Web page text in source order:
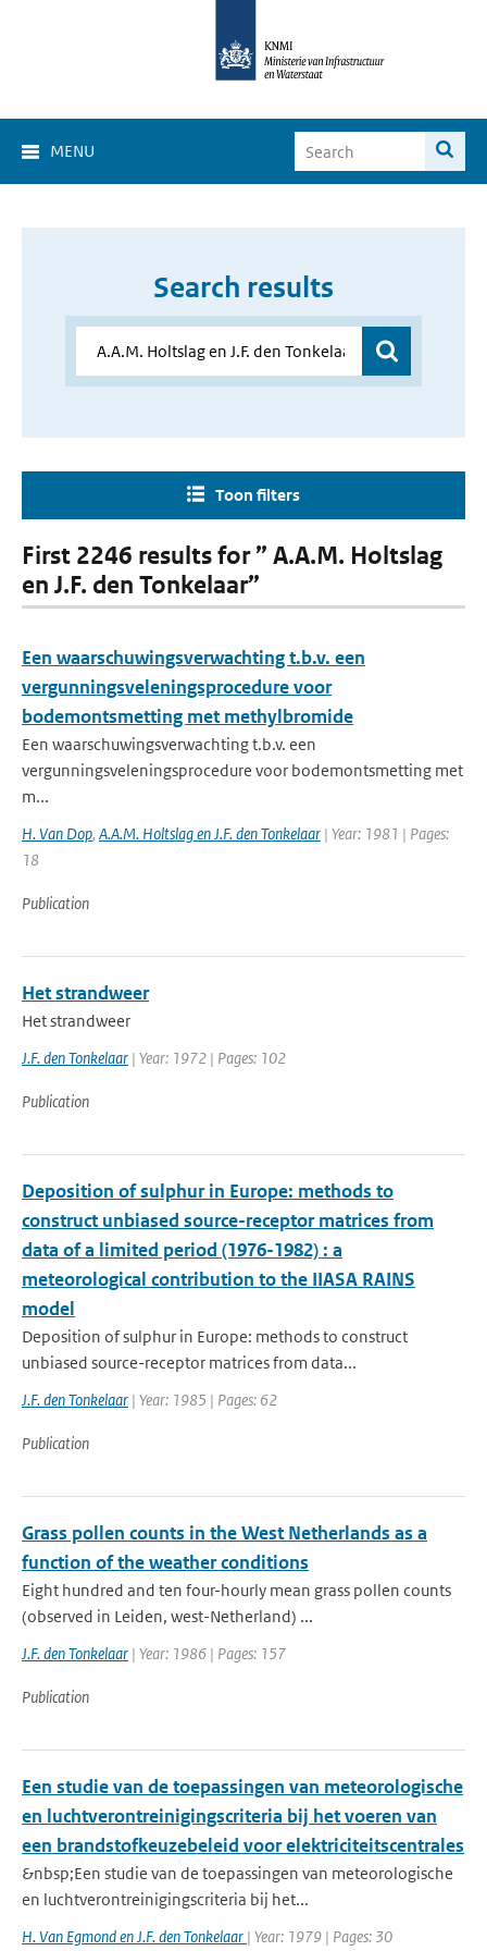
MENU
Search results
Toon filters
First 2246 results for ” A.A.M. Holtslag
en J.F. den Tonkelaar”
Een waarschuwingsverwachting t.b.v. een
vergunningsveleningsprocedure voor
bodemontsmetting met methylbromide
Een waarschuwingsverwachting t.b.v. een
vergunningsveleningsprocedure voor bodemontsmetting met
m...
H. Van Dop, A.A.M. Holtslag en J.F. den Tonkelaar | Year: 1981 | Pages:
18
Publication
Het strandweer
Het strandweer
J.F. den Tonkelaar | Year: 1972 | Pages: 102
Publication
Deposition of sulphur in Europe: methods to
construct unbiased source-receptor matrices from
data of a limited period (1976-1982) : a
meteorological contribution to the IIASA RAINS
model
Deposition of sulphur in Europe: methods to construct
unbiased source-receptor matrices from data...
J.F. den Tonkelaar | Year: 1985 | Pages: 62
Publication
Grass pollen counts in the West Netherlands as a
function of the weather conditions
Eight hundred and ten four-hourly mean grass pollen counts
(observed in Leiden, west-Netherland) ...
J.F. den Tonkelaar | Year: 1986 | Pages: 157
Publication
Een studie van de toepassingen van meteorologische
en luchtverontreinigingscriteria bij het voeren van
een brandstofkeuzebeleid voor elektriciteitscentrales
&nbsp;Een studie van de toepassingen van meteorologische
en luchtverontreinigingscriteria bij het...
H. Van Egmond en J.F. den Tonkelaar | Year: 1979 | Pages: 30